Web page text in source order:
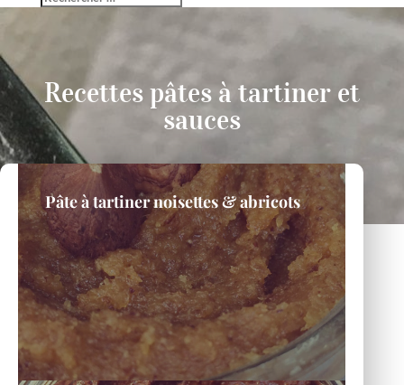
Recettes pâtes à tartiner et
sauces
Pâte à tartiner noisettes & abricots